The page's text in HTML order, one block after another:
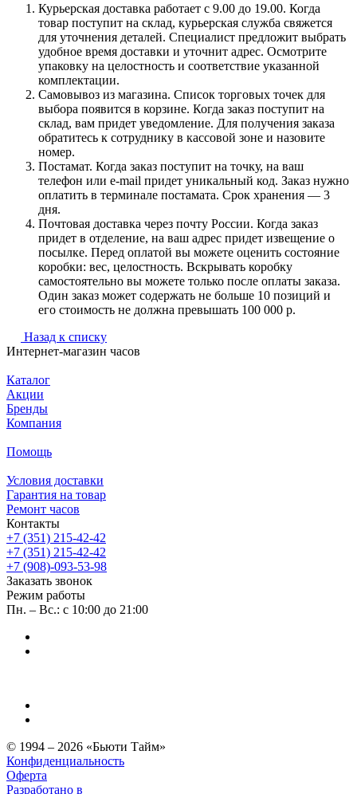
Курьерская доставка работает с 9.00 до 19.00. Когда
товар поступит на склад, курьерская служба свяжется
для уточнения деталей. Специалист предложит выбрать
удобное время доставки и уточнит адрес. Осмотрите
упаковку на целостность и соответствие указанной
комплектации.
Самовывоз из магазина. Список торговых точек для
выбора появится в корзине. Когда заказ поступит на
склад, вам придет уведомление. Для получения заказа
обратитесь к сотруднику в кассовой зоне и назовите
номер.
Постамат. Когда заказ поступит на точку, на ваш
телефон или e-mail придет уникальный код. Заказ нужно
оплатить в терминале постамата. Срок хранения — 3
дня.
Почтовая доставка через почту России. Когда заказ
придет в отделение, на ваш адрес придет извещение о
посылке. Перед оплатой вы можете оценить состояние
коробки: вес, целостность. Вскрывать коробку
самостоятельно вы можете только после оплаты заказа.
Один заказ может содержать не больше 10 позиций и
его стоимость не должна превышать 100 000 р.
Назад к списку
Интернет-магазин часов
Каталог
Акции
Бренды
Компания
Помощь
Условия доставки
Гарантия на товар
Ремонт часов
Контакты
+7 (351) 215-42-42
+7 (351) 215-42-42
+7 (908)-093-53-98
Заказать звонок
Режим работы
Пн. – Вс.: с 10:00 до 21:00
© 1994 – 2026 «Бьюти Тайм»
Конфиденциальность
Оферта
Разработано в